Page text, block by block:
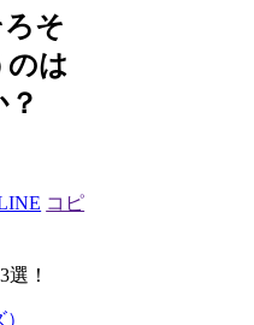
そ
のは
コピ
！